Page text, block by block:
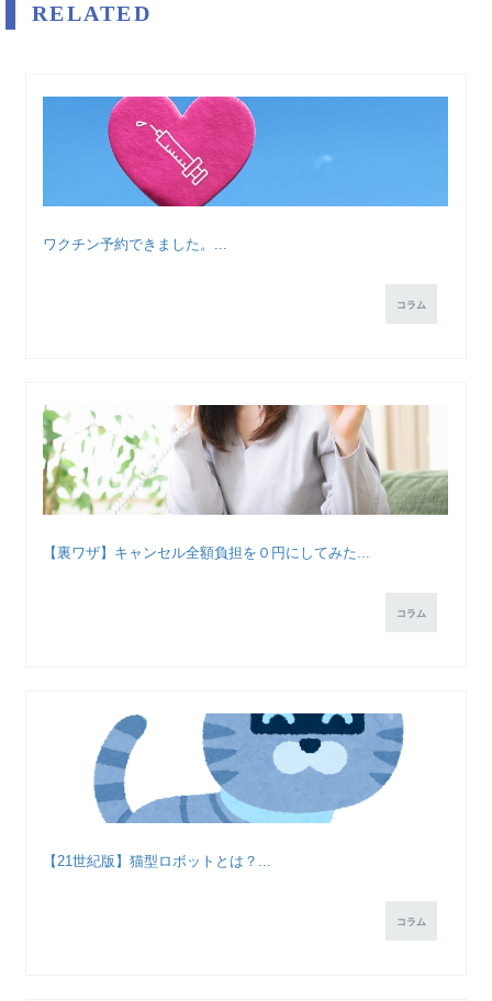
RELATED
ワクチン予約できました。...
コラム
【裏ワザ】キャンセル全額負担を０円にしてみた...
コラム
【21世紀版】猫型ロボットとは？...
コラム